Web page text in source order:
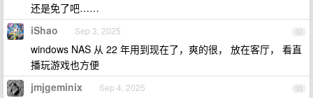
还是免了吧……
32
iShao Sep 3, 2025
windows NAS 从 22 年用到现在了，爽的很， 放在客厅， 看直
播玩游戏也方便
33
jmjgeminix Sep 4, 2025